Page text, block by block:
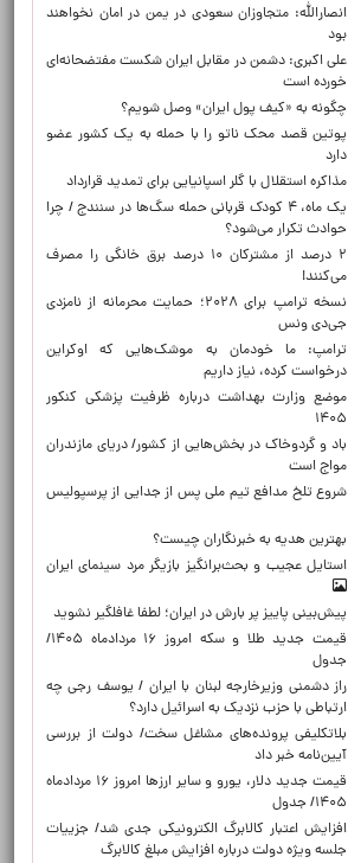
انصارالله: متجاوزان سعودی در یمن در امان نخواهند
بود
علی اکبری: دشمن در مقابل ایران شکست مفتضحانه‌ای
خورده است
چگونه به «کیف پول ایران» وصل شویم؟
پوتین قصد محک ناتو را با حمله به یک کشور عضو
دارد
مذاکره استقلال با گلر اسپانیایی برای تمدید قرارداد
یک ماه، ۴ کودک قربانی حمله سگ‌ها در سنندج / چرا
حوادث تکرار می‌شود؟
۲ درصد از مشترکان ۱۰ درصد برق خانگی را مصرف
می‌کنند!
نسخه ترامپ برای ۲۰۲۸؛ حمایت محرمانه از نامزدی
جی‌دی ونس
ترامپ: ما خودمان به موشک‌هایی که اوکراین
درخواست کرده، نیاز داریم
موضع وزارت بهداشت درباره ظرفیت پزشکی کنکور
۱۴۰۵
باد و گردوخاک در بخش‌هایی از کشور/ دریای مازندران
مواج است
شروع تلخ مدافع تیم ملی پس از جدایی از پرسپولیس
بهترین هدیه به خبرنگاران چیست؟
استایل عجیب و بحث‌برانگیز بازیگر مرد سینمای ایران
پیش‌بینی پاییز پر بارش در ایران؛ لطفا غافلگیر نشوید
قیمت جدید طلا و سکه امروز ۱۶ مردادماه ۱۴۰۵/
جدول
راز دشمنی وزیرخارجه لبنان با ایران / یوسف رجی چه
ارتباطی با حزب نزدیک به اسرائیل دارد؟
بلاتکلیفی پرونده‌های مشاغل سخت/ دولت از بررسی
آیین‌نامه خبر داد
قیمت جدید دلار، یورو و سایر ارزها امروز ۱۶ مردادماه
۱۴۰۵/ جدول
افزایش اعتبار کالابرگ الکترونیکی جدی شد/ جزییات
جلسه ویژه دولت درباره افزایش مبلغ کالابرگ